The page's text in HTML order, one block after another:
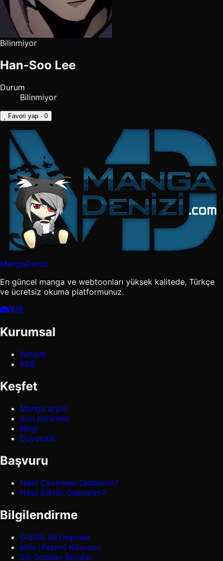
Bilinmiyor
Han-Soo Lee
Durum
Bilinmiyor
Favori yap · 0
MangaDenizi
En güncel manga ve webtoonları yüksek kalitede, Türkçe
ve ücretsiz okuma platformunuz.
Kurumsal
İletişim
RSS
Keşfet
Manga arşivi
Son bölümler
Blog
Duyurular
Başvuru
Nasıl Çevirmen Olabilirim?
Nasıl Editör Olabilirim?
Bilgilendirme
Gizlilik Sözleşmesi
İmla (Yazım) Kılavuzu
Sık Sorulan Sorular